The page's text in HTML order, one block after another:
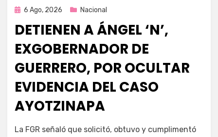
Publicada
6 Ago, 2026 Nacional
DETIENEN A ÁNGEL ‘N’,
EXGOBERNADOR DE
GUERRERO, POR OCULTAR
EVIDENCIA DEL CASO
AYOTZINAPA
porFernando Miranda Servín
La FGR señaló que solicitó, obtuvo y cumplimentó